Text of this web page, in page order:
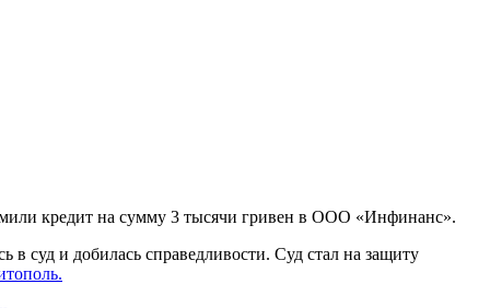
кредит на сумму 3 тысячи гривен в ООО «Инфинанс».
в суд и добилась справедливости. Суд стал на защиту